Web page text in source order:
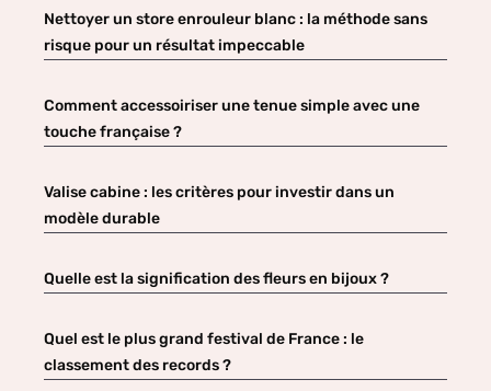
Nettoyer un store enrouleur blanc : la méthode sans
risque pour un résultat impeccable
Comment accessoiriser une tenue simple avec une
touche française ?
Valise cabine : les critères pour investir dans un
modèle durable
Quelle est la signification des fleurs en bijoux ?
Quel est le plus grand festival de France : le
classement des records ?